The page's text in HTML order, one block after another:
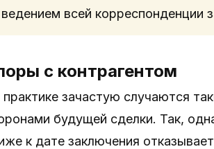
ведением всей корреспонденции
с контрагентом
практике зачастую случаются
будущей сделки. Так,
к дате заключения